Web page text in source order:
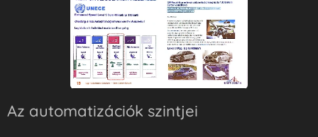
Az automatizációk szintjei